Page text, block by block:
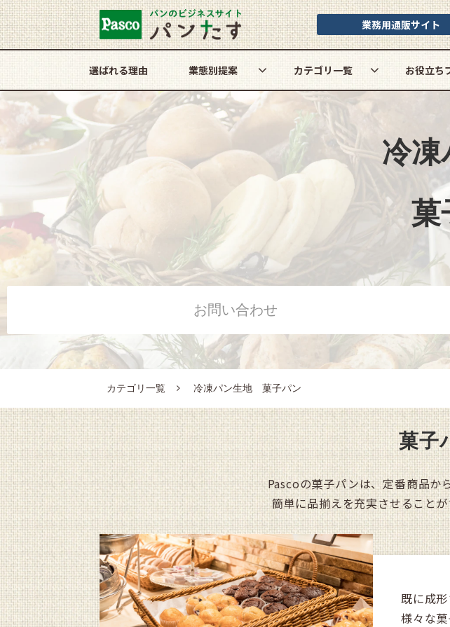
業務用通販サイト
選ばれる理由 業態別提案 カテゴリ一覧 お役立ち
冷凍
菓
お問い合わせ
カテゴリ一覧 冷凍パン生地 菓子パン
菓子
Pascoの菓子パンは、定番商品か
簡単に品揃えを充実させること
既に成
様々な